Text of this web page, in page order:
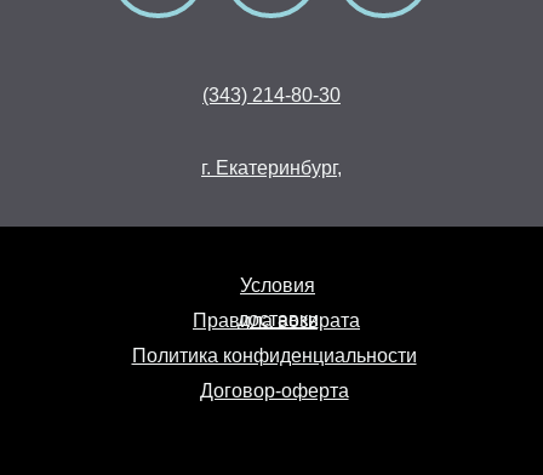
(343) 214-80-30
г. Екатеринбург,
Политика конфиденциальности
Условия
доставки
Правила возврата
Договор-оферта